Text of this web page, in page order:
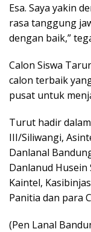
Esa. Saya yakin
rasa tanggung
dengan baik,”
Calon Siswa
calon terbaik
pusat untuk
Turut hadir
III/Siliwangi,
Danlanal
Danlanud Husein
Kaintel,
Panitia dan para
(Pen Lanal